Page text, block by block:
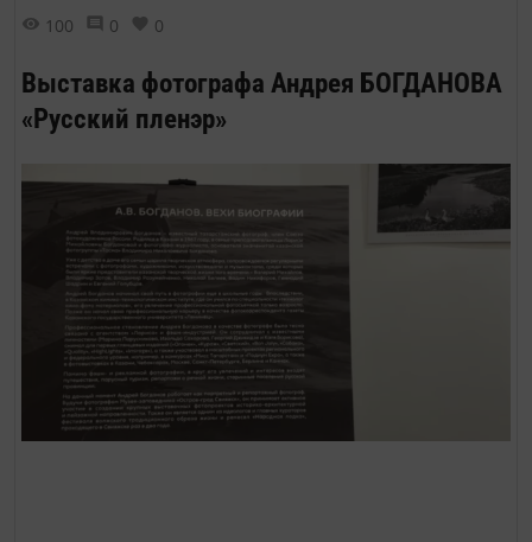
100
0 0
Выставка фотографа Андрея БОГДАНОВА
«Русский пленэр»